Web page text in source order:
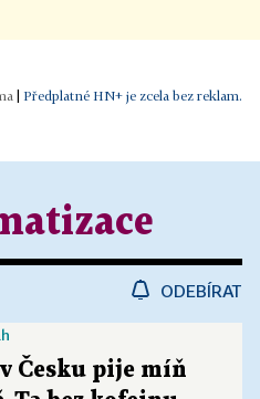
Předplatné HN+ je zcela bez reklam.
ODEBÍRAT
Česku pije míň